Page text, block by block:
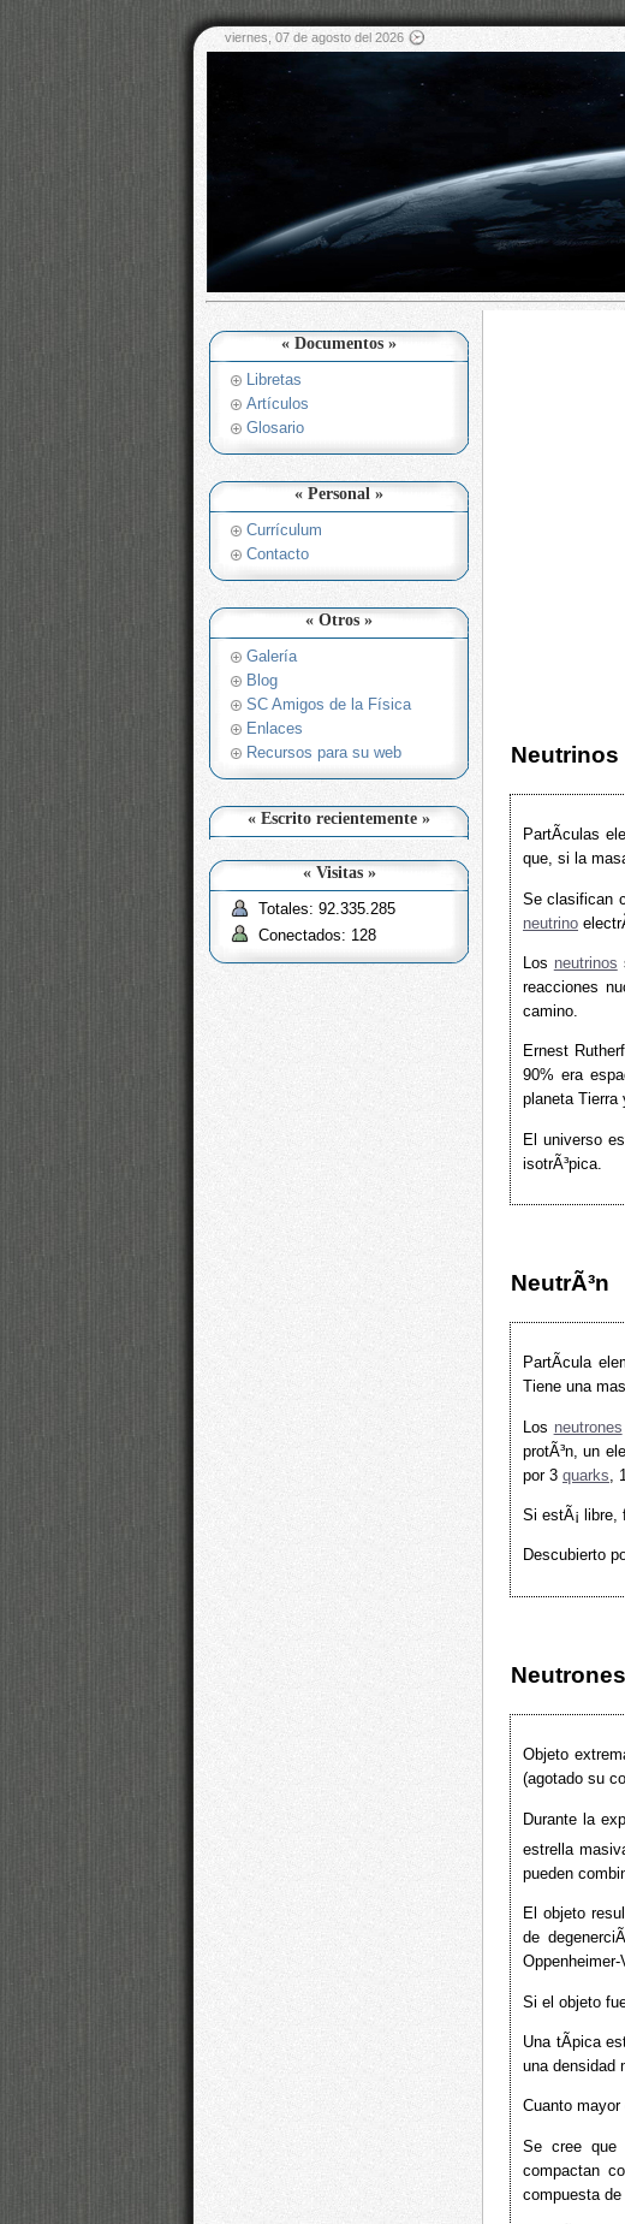
viernes, 07 de agosto del 2026
« Documentos »
Libretas
Artículos
Glosario
« Personal »
Currículum
Contacto
« Otros »
Galería
Blog
SC Amigos de la Física
Enlaces
Recursos para su web
« Escrito recientemente »
« Visitas »
Totales: 92.335.285
Conectados: 128
Neutrinos
PartÃ­culas
que, si la
Se clasifican
neutrino
Los neutrinos
reacciones
camino.
Ernest
90% era
planeta
El universo
isotrÃ³pica.
NeutrÃ³n
PartÃ­cula
Tiene una
Los neutrones
protÃ³n, un
por 3 quarks , 1
Si estÃ¡ libre,
Descubierto
Objeto
(agotado su
Durante la
estrella
pueden
El objeto
de
Oppenheimer-
Si el objeto
Una tÃ­pica
una densidad
Cuanto
Se cree que
compactan
compuesta de